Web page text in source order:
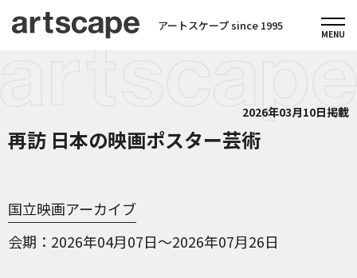
アートスケープ since 1995
2026年03月10日掲載
再訪 日本の映画ポスター芸術
国立映画アーカイブ
会期
2026年04月07日～2026年07月26日